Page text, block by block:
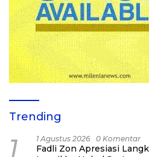
Trending
1 1 Agustus 2026 0 Komentar
Fadli Zon Apresiasi